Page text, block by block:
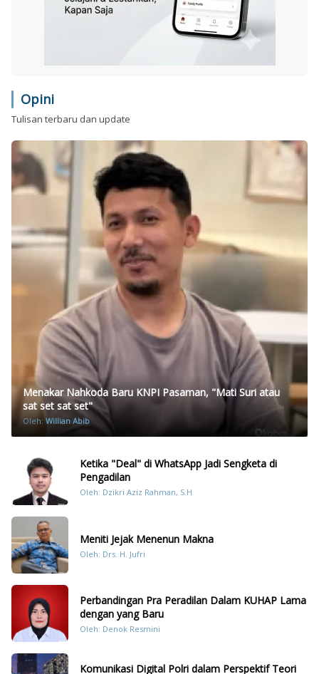
Opini
Tulisan terbaru dan update
Menakar Nahkoda Baru KNPI Pasaman, "Mati Suri atau
sat set sat set"
Oleh:Willian Abib
Ketika "Deal" di WhatsApp Jadi Sengketa di
Pengadilan
Oleh: Dzikri Aziz Rahman, S.H
Meniti Jejak Menenun Makna
Oleh: Drs. H. Jufri
Perbandingan Pra Peradilan Dalam KUHAP Lama
dengan yang Baru
Oleh: Denok Resmini
Komunikasi Digital Polri dalam Perspektif Teori